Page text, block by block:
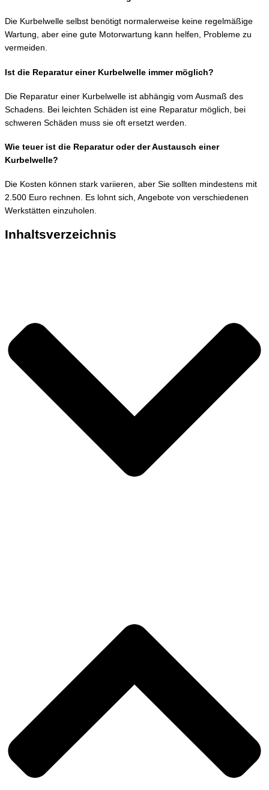
Die Kurbelwelle selbst benötigt normalerweise keine regelmäßige
Wartung, aber eine gute Motorwartung kann helfen, Probleme zu
vermeiden.
Ist die Reparatur einer Kurbelwelle immer möglich?
Die Reparatur einer Kurbelwelle ist abhängig vom Ausmaß des
Schadens. Bei leichten Schäden ist eine Reparatur möglich, bei
schweren Schäden muss sie oft ersetzt werden.
Wie teuer ist die Reparatur oder der Austausch einer
Kurbelwelle?
Die Kosten können stark variieren, aber Sie sollten mindestens mit
2.500 Euro rechnen. Es lohnt sich, Angebote von verschiedenen
Werkstätten einzuholen.
Inhaltsverzeichnis